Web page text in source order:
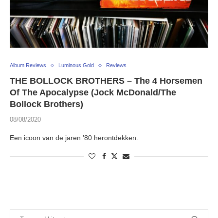
Album Reviews Luminous Gold Reviews
THE BOLLOCK BROTHERS – The 4 Horsemen
Of The Apocalypse (Jock McDonald/The
Bollock Brothers)
08/08/2020
Een icoon van de jaren ’80 herontdekken.